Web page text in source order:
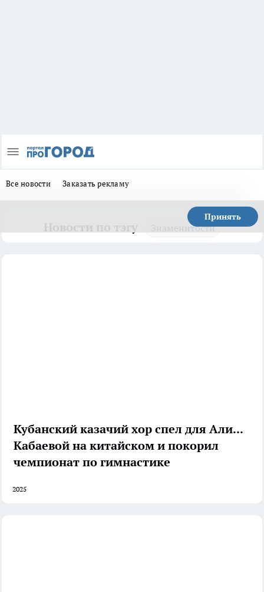
Все новости Заказать рекламу
Принять
Знаменитости
Кубанский казачий хор спел для Алины
Кабаевой на китайском и покорил
чемпионат по гимнастике
2025